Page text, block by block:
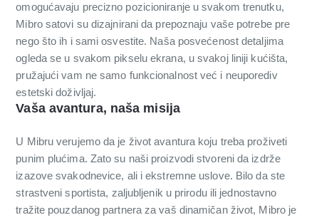
omogućavaju precizno pozicioniranje u svakom trenutku,
Mibro satovi su dizajnirani da prepoznaju vaše potrebe pre
nego što ih i sami osvestite. Naša posvećenost detaljima
ogleda se u svakom pikselu ekrana, u svakoj liniji kućišta,
pružajući vam ne samo funkcionalnost već i neuporediv
estetski doživljaj.
Vaša avantura, naša misija
U Mibru verujemo da je život avantura koju treba proživeti
punim plućima. Zato su naši proizvodi stvoreni da izdrže
izazove svakodnevice, ali i ekstremne uslove. Bilo da ste
strastveni sportista, zaljubljenik u prirodu ili jednostavno
tražite pouzdanog partnera za vaš dinamičan život, Mibro je